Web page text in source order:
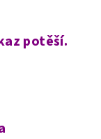
potěší.